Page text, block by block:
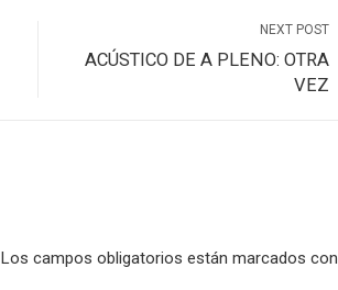
NEXT POST
ACÚSTICO DE A PLENO: OTRA
VEZ
Los campos obligatorios están marcados con